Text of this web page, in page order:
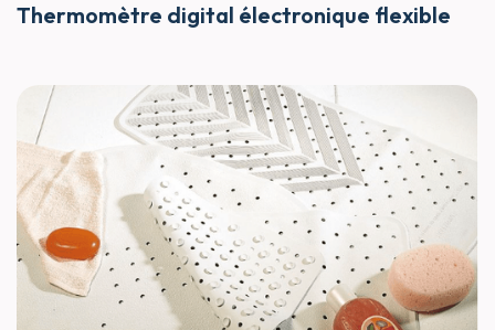
Thermomètre digital électronique flexible